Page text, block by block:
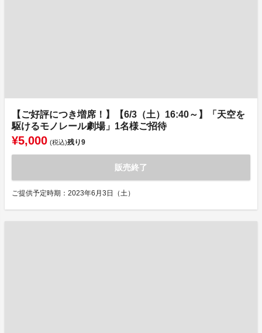
【ご好評につき増席！】【6/3（土）16:40～】「天空を
駆けるモノレール劇場」1名様ご招待
¥5,000 (税込)残り9
販売終了
ご提供予定時期：2023年6月3日（土）